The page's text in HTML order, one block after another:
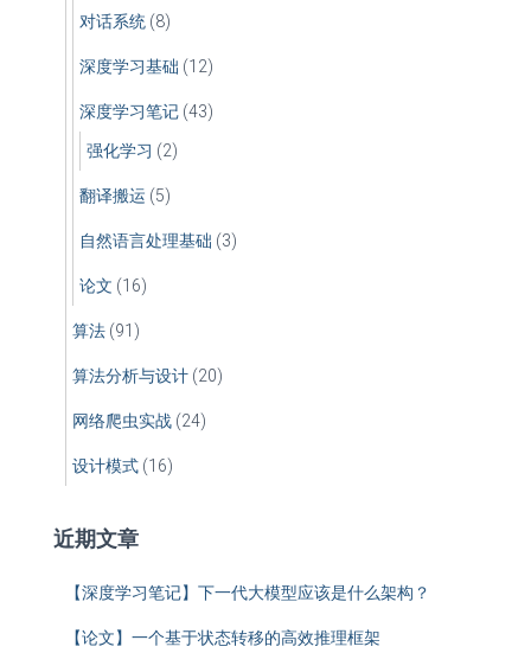
对话系统 (8)
深度学习基础 (12)
深度学习笔记 (43)
强化学习 (2)
翻译搬运 (5)
自然语言处理基础 (3)
论文 (16)
算法 (91)
算法分析与设计 (20)
网络爬虫实战 (24)
设计模式 (16)
近期文章
【深度学习笔记】下一代大模型应该是什么架构？
【论文】一个基于状态转移的高效推理框架